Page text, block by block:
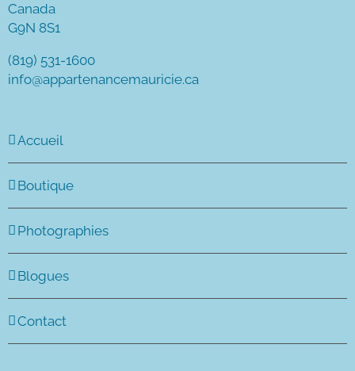
Canada
G9N 8S1
(819) 531-1600
info@appartenancemauricie.ca
Accueil
Boutique
Photographies
Blogues
Contact